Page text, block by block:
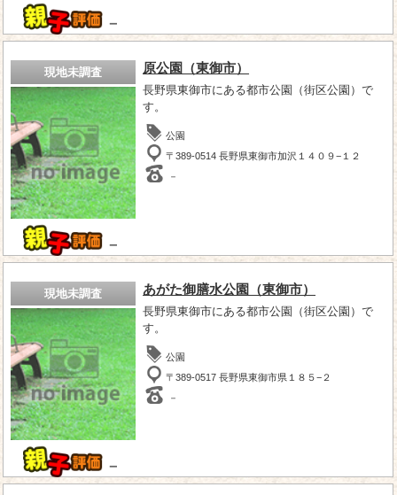
－
現地未調査
－
原公園（東御市）
長野県東御市にある都市公園（街区公園）で
す。
公園
〒389-0514 長野県東御市加沢１４０９−１２
－
現地未調査
－
あがた御膳水公園（東御市）
長野県東御市にある都市公園（街区公園）で
す。
公園
〒389-0517 長野県東御市県１８５−２
－